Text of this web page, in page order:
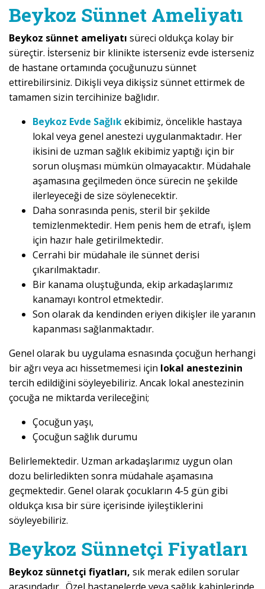
Beykoz Sünnet Ameliyatı
Beykoz sünnet ameliyatı süreci oldukça kolay bir
süreçtir. İsterseniz bir klinikte isterseniz evde isterseniz
de hastane ortamında çocuğunuzu sünnet
ettirebilirsiniz. Dikişli veya dikişsiz sünnet ettirmek de
tamamen sizin tercihinize bağlıdır.
Beykoz Evde Sağlıkekibimiz, öncelikle hastaya
lokal veya genel anestezi uygulanmaktadır. Her
ikisini de uzman sağlık ekibimiz yaptığı için bir
sorun oluşması mümkün olmayacaktır. Müdahale
aşamasına geçilmeden önce sürecin ne şekilde
ilerleyeceği de size söylenecektir.
Daha sonrasında penis, steril bir şekilde
temizlenmektedir. Hem penis hem de etrafı, işlem
için hazır hale getirilmektedir.
Cerrahi bir müdahale ile sünnet derisi
çıkarılmaktadır.
Bir kanama oluştuğunda, ekip arkadaşlarımız
kanamayı kontrol etmektedir.
Son olarak da kendinden eriyen dikişler ile yaranın
kapanması sağlanmaktadır.
Genel olarak bu uygulama esnasında çocuğun herhangi
bir ağrı veya acı hissetmemesi için lokal anestezinin
tercih edildiğini söyleyebiliriz. Ancak lokal anestezinin
çocuğa ne miktarda verileceğini;
Çocuğun yaşı,
Çocuğun sağlık durumu
Belirlemektedir. Uzman arkadaşlarımız uygun olan
dozu belirledikten sonra müdahale aşamasına
geçmektedir. Genel olarak çocukların 4-5 gün gibi
oldukça kısa bir süre içerisinde iyileştiklerini
söyleyebiliriz.
Beykoz Sünnetçi Fiyatları
Beykoz sünnetçi fiyatları, sık merak edilen sorular